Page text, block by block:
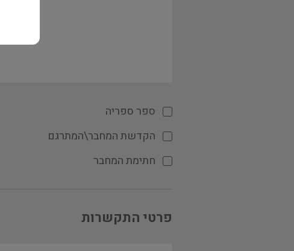
ספר ספריה
הקדשת המחבר\המתרגם
חתימת המחבר
פרטי התקשרות